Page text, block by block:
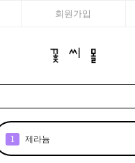
회원가입
2 국화